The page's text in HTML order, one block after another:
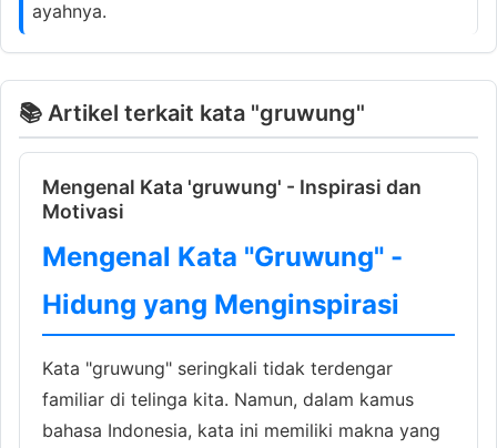
ayahnya.
📚 Artikel terkait kata "gruwung"
Mengenal Kata 'gruwung' - Inspirasi dan
Motivasi
Mengenal Kata "Gruwung" -
Hidung yang Menginspirasi
Kata "gruwung" seringkali tidak terdengar
familiar di telinga kita. Namun, dalam kamus
bahasa Indonesia, kata ini memiliki makna yang